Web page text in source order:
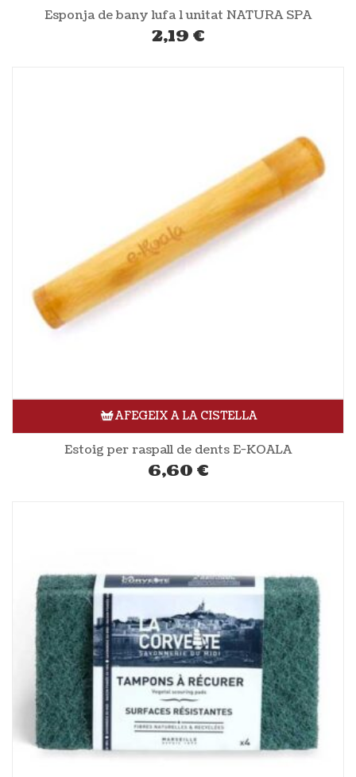
Esponja de bany lufa 1 unitat NATURA SPA
2,19 €
AFEGEIX A LA CISTELLA
Estoig per raspall de dents E-KOALA
6,60 €